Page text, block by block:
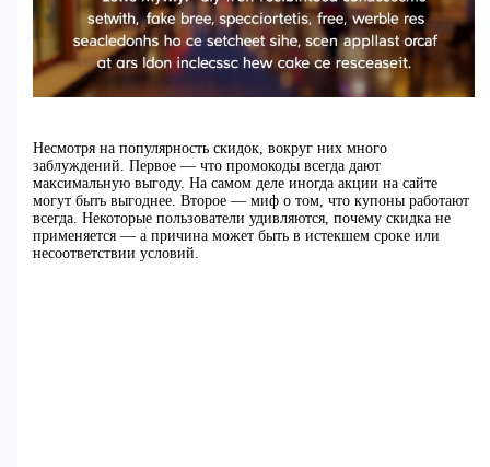
Несмотря на популярность скидок, вокруг них много
заблуждений. Первое — что промокоды всегда дают
максимальную выгоду. На самом деле иногда акции на сайте
могут быть выгоднее. Второе — миф о том, что купоны работают
всегда. Некоторые пользователи удивляются, почему скидка не
применяется — а причина может быть в истекшем сроке или
несоответствии условий.